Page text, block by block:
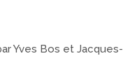
Yves Bos et Jacques-